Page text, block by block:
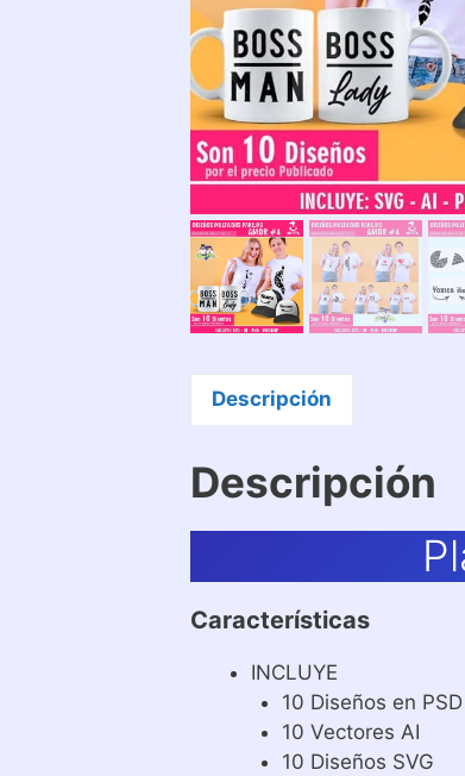
Descripción
Descripción
Características
INCLUYE
10 Diseños en PSD
10 Vectores AI
10 Diseños SVG